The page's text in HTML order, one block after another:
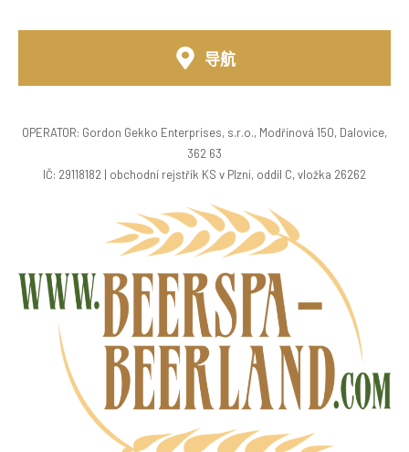
导航
OPERATOR: Gordon Gekko Enterprises, s.r.o., Modřínová 150, Dalovice,
362 63
IČ: 29118182 | obchodní rejstřík KS v Plzni, oddíl C, vložka 26262